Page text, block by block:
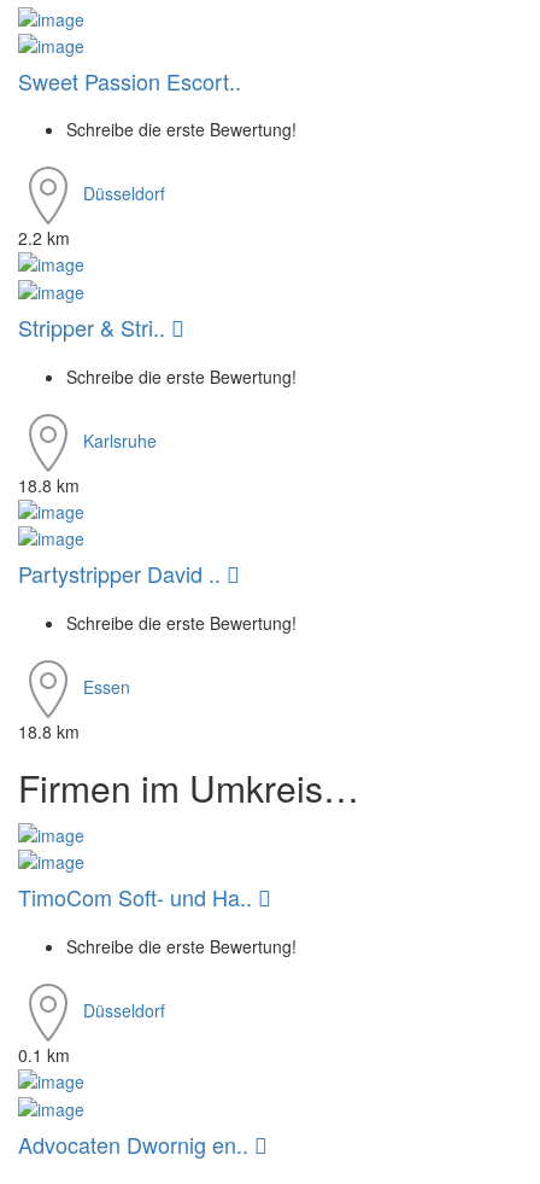
Sweet Passion Escort..
Schreibe die erste Bewertung!
Düsseldorf
2.2 km
Stripper & Stri..
Schreibe die erste Bewertung!
Karlsruhe
18.8 km
Partystripper David ..
Schreibe die erste Bewertung!
Essen
18.8 km
Firmen im Umkreis…
TimoCom Soft- und Ha..
Schreibe die erste Bewertung!
Düsseldorf
0.1 km
Advocaten Dwornig en..